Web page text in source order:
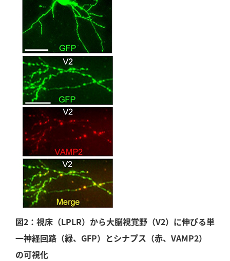
図2：視床（LPLR）から大脳視覚野（V2）に伸びる単
一神経回路（緑、GFP）とシナプス（赤、VAMP2）
の可視化